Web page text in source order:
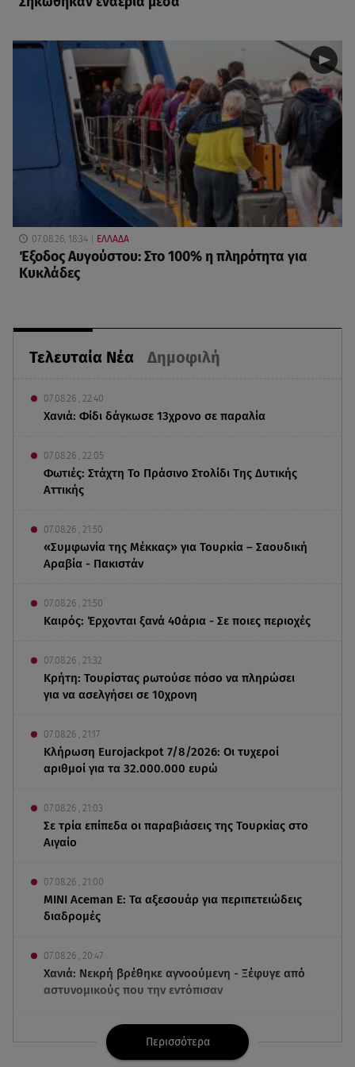
Τελευταία Νέα Δημοφιλή
07.08.26 , 22:40
Χανιά: Φίδι δάγκωσε 13χρονο σε παραλία
07.08.26 , 22:05
Φωτιές: Στάχτη Το Πράσινο Στολίδι Της Δυτικής
Αττικής
07.08.26 , 21:50
«Συμφωνία της Μέκκας» για Τουρκία – Σαουδική
Αραβία - Πακιστάν
07.08.26 , 21:50
Καιρός: Έρχονται ξανά 40άρια - Σε ποιες περιοχές
07.08.26 , 21:32
Κρήτη: Τουρίστας ρωτούσε πόσο να πληρώσει
για να ασελγήσει σε 10χρονη
07.08.26 , 21:17
Κλήρωση Eurojackpot 7/8/2026: Οι τυχεροί
αριθμοί για τα 32.000.000 ευρώ
07.08.26 , 21:03
Σε τρία επίπεδα οι παραβιάσεις της Τουρκίας στο
Αιγαίο
07.08.26 , 21:00
MINI Aceman E: Τα αξεσουάρ για περιπετειώδεις
διαδρομές
07.08.26 , 20:47
Χανιά: Νεκρή βρέθηκε αγνοούμενη - Ξέφυγε από
αστυνομικούς που την εντόπισαν
Μυστράς: Κρίσιμος για το κατηγορητήριο ο
χρόνος θανάτου του 90χρονου
Περισσότερα
07.08.26, 18:34 ΕΛΛΑΔΑ
Έξοδος Αυγούστου: Στο 100% η πληρότητα για
Κυκλάδες